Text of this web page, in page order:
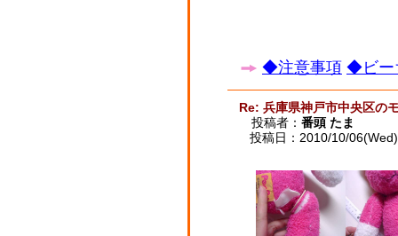
◆注意事項 ◆ビー
Re: 兵庫県神戸市中央区の
投稿者： 番頭 たま
投稿日：2010/10/